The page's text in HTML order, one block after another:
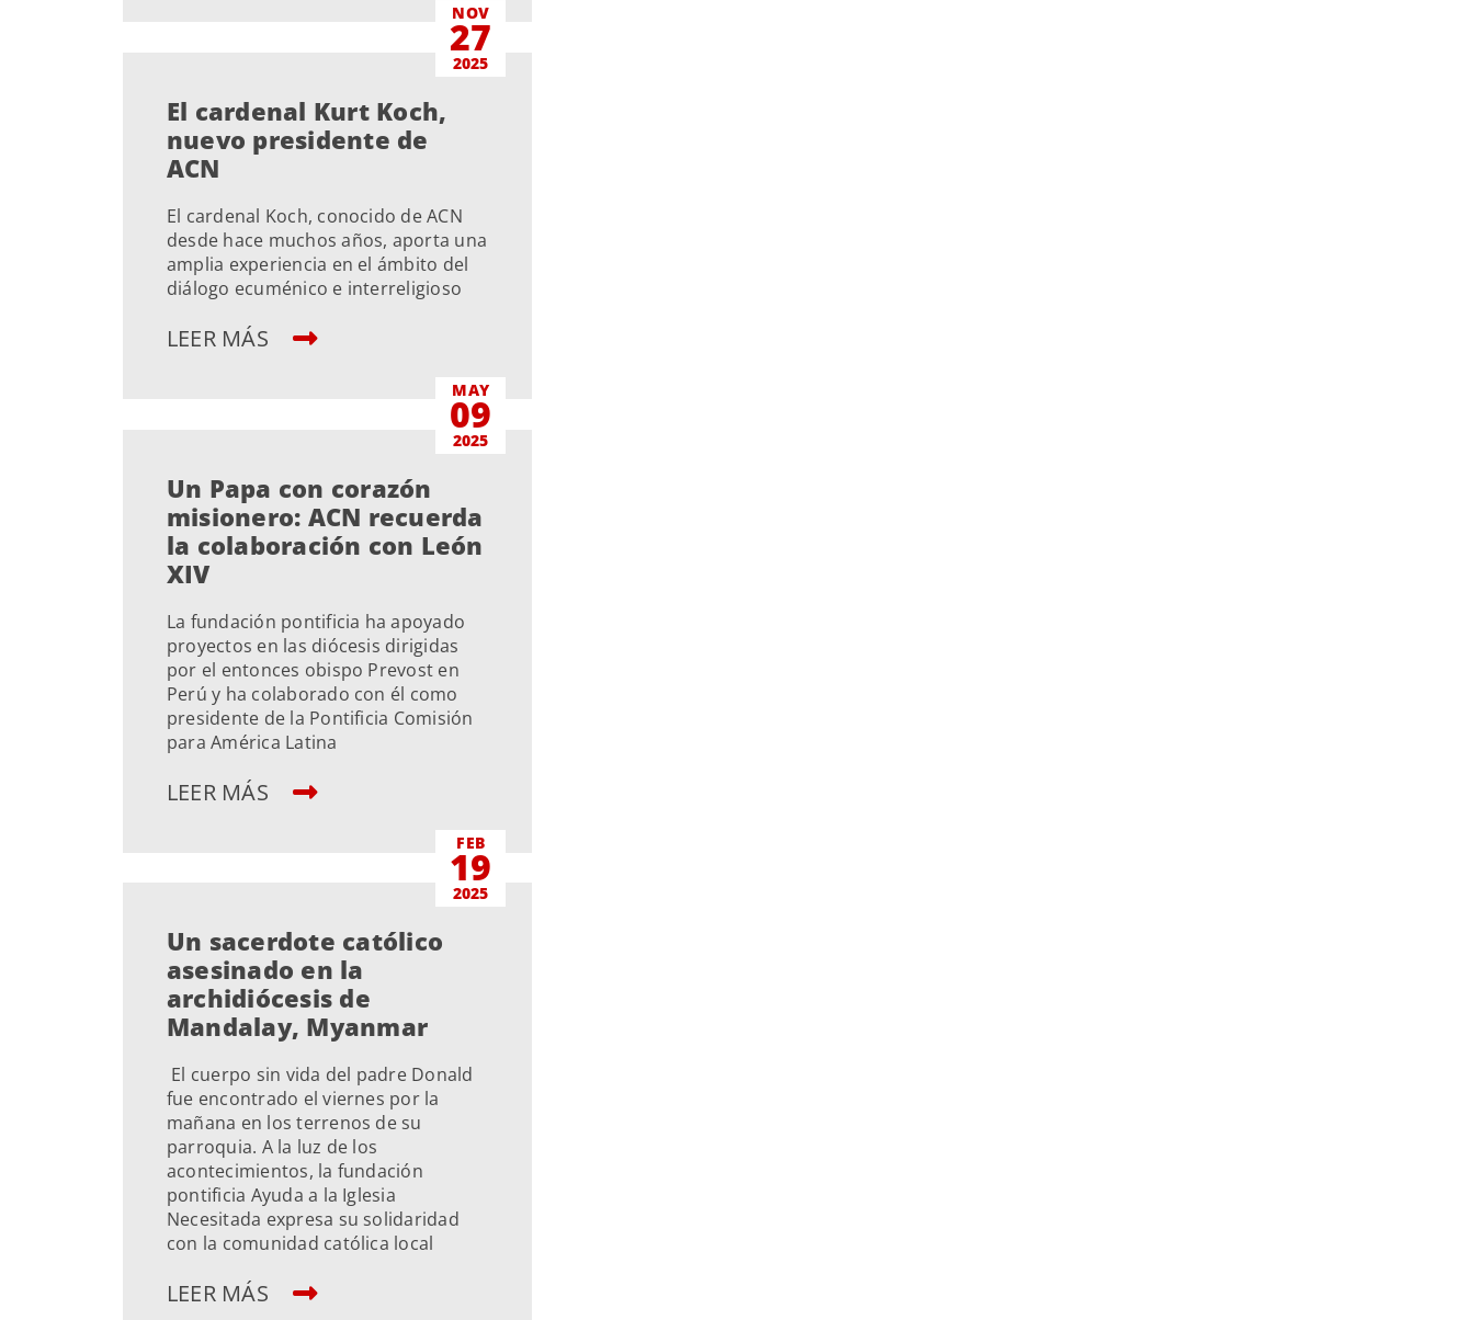
NOV
27
2025
El cardenal Kurt Koch,
nuevo presidente de
ACN
El cardenal Koch, conocido de ACN
desde hace muchos años, aporta una
amplia experiencia en el ámbito del
diálogo ecuménico e interreligioso
LEER MÁS
MAY
09
2025
Un Papa con corazón
misionero: ACN recuerda
la colaboración con León
XIV
La fundación pontificia ha apoyado
proyectos en las diócesis dirigidas
por el entonces obispo Prevost en
Perú y ha colaborado con él como
presidente de la Pontificia Comisión
para América Latina
LEER MÁS
FEB
19
2025
Un sacerdote católico
asesinado en la
archidiócesis de
Mandalay, Myanmar
El cuerpo sin vida del padre Donald
fue encontrado el viernes por la
mañana en los terrenos de su
parroquia. A la luz de los
acontecimientos, la fundación
pontificia Ayuda a la Iglesia
Necesitada expresa su solidaridad
con la comunidad católica local
LEER MÁS